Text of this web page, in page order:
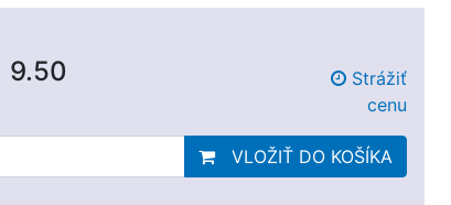
9.50
Strážiť
cenu
VLOŽIŤ DO KOŠÍKA